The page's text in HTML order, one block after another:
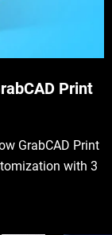
Print
GrabCAD Print
with 3